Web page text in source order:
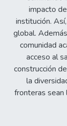
impacto
institución.
global.
comunidad
acceso al
construcción
la
fronteras sean